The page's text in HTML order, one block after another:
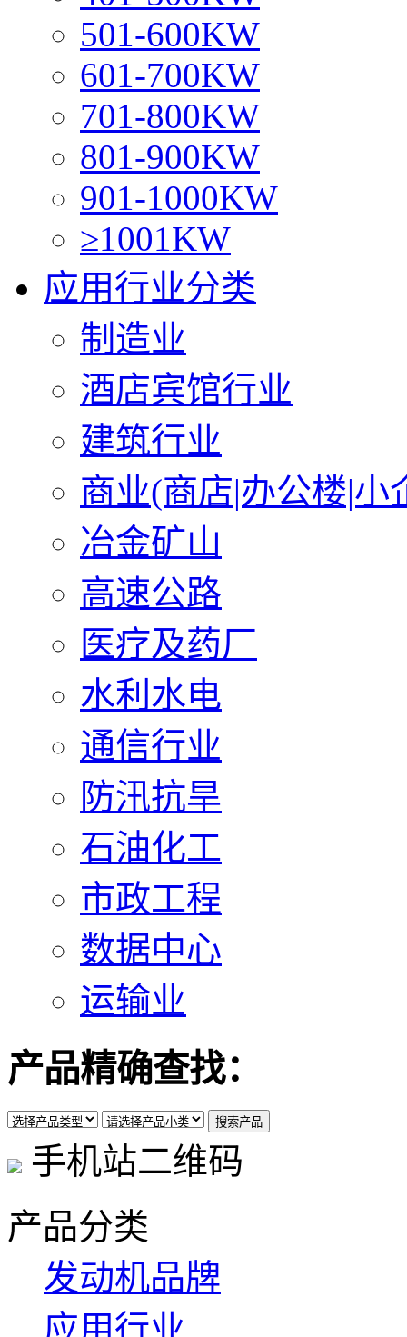
501-600KW
601-700KW
701-800KW
801-900KW
901-1000KW
≥1001KW
应用行业分类
制造业
酒店宾馆行业
建筑行业
商业(商店|办公楼|小
冶金矿山
高速公路
医疗及药厂
水利水电
通信行业
防汛抗旱
石油化工
市政工程
数据中心
运输业
产品精确查找：
手机站二维码
产品分类
发动机品牌
应用行业